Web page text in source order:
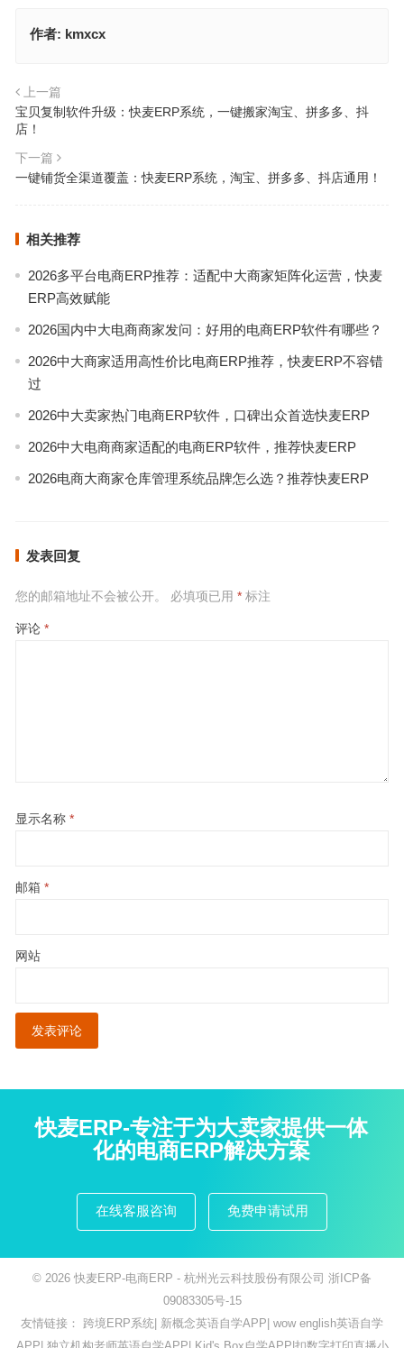
作者: kmxcx
上一篇
宝贝复制软件升级：快麦ERP系统，一键搬家淘宝、拼多多、抖
店！
下一篇
一键铺货全渠道覆盖：快麦ERP系统，淘宝、拼多多、抖店通用！
相关推荐
2026多平台电商ERP推荐：适配中大商家矩阵化运营，快麦
ERP高效赋能
2026国内中大电商商家发问：好用的电商ERP软件有哪些？
2026中大商家适用高性价比电商ERP推荐，快麦ERP不容错
过
2026中大卖家热门电商ERP软件，口碑出众首选快麦ERP
2026中大电商商家适配的电商ERP软件，推荐快麦ERP
2026电商大商家仓库管理系统品牌怎么选？推荐快麦ERP
发表回复
您的邮箱地址不会被公开。 必填项已用 *标注
评论 *
显示名称 *
邮箱 *
网站
快麦ERP-专注于为大卖家提供一体
化的电商ERP解决方案
在线客服咨询 免费申请试用
© 2026 快麦ERP-电商ERP - 杭州光云科技股份有限公司 浙ICP备
09083305号-15
友情链接： 跨境ERP系统 新概念英语自学APP wow english英语自学